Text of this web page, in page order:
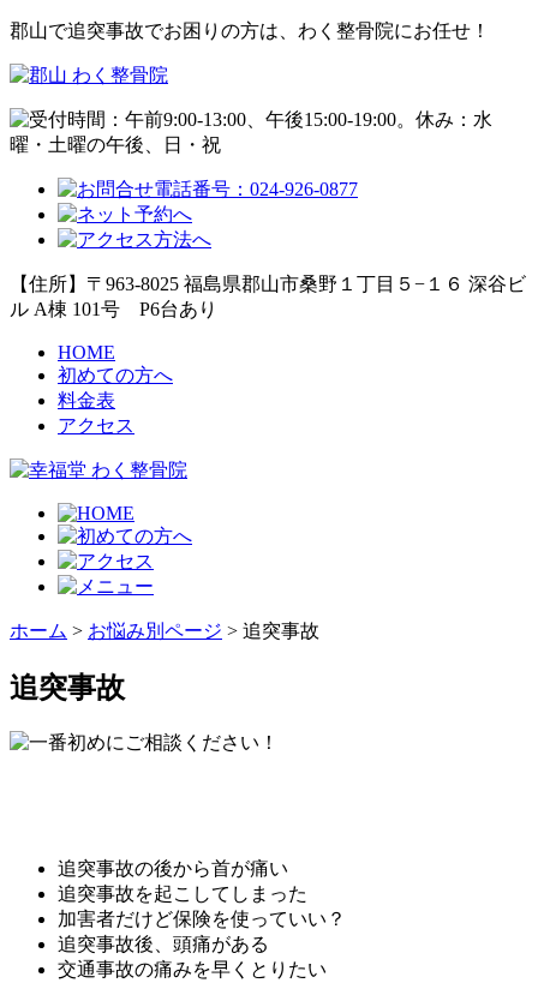
郡山で追突事故でお困りの方は、わく整骨院にお任せ！
【住所】〒963-8025 福島県郡山市桑野１丁目５−１６ 深谷ビ
ル A棟 101号 P6台あり
HOME
初めての方へ
料金表
アクセス
ホーム > お悩み別ページ > 追突事故
追突事故
追突事故の後から首が痛い
追突事故を起こしてしまった
加害者だけど保険を使っていい？
追突事故後、頭痛がある
交通事故の痛みを早くとりたい